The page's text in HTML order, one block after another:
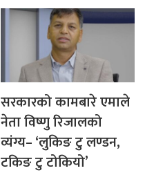
सरकारको कामबारे एमाले
नेता विष्णु रिजालको
व्यंग्य– ‘लुकिङ टु लण्डन,
टकिङ टु टोकियो’